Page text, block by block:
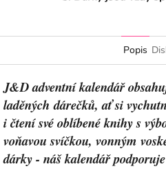
Popis
J&D adventní kalendář
laděných dárečků, ať si
i čtení své oblíbené knihy s
voňavou svíčkou, vonným
dárky - náš kalendář